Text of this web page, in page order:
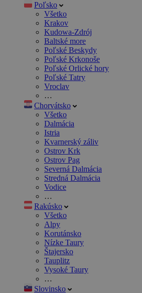
Poľsko
Všetko
Krakov
Kudowa-Zdrój
Baltské more
Poľské Beskydy
Poľské Krkonoše
Poľské Orlické hory
Poľské Tatry
Vroclav
…
Chorvátsko
Všetko
Dalmácia
Istria
Kvarnerský záliv
Ostrov Krk
Ostrov Pag
Severná Dalmácia
Stredná Dalmácia
Vodice
…
Rakúsko
Všetko
Alpy
Korutánsko
Nízke Taury
Štajersko
Tauplitz
Vysoké Taury
…
Slovinsko